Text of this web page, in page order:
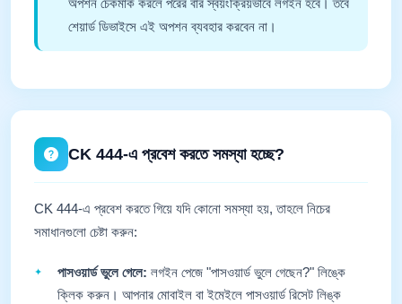
অপশন চেকমার্ক করলে পরের বার স্বয়ংক্রিয়ভাবে লগইন হবে। তবে
শেয়ার্ড ডিভাইসে এই অপশন ব্যবহার করবেন না।
CK 444-এ প্রবেশ করতে সমস্যা হচ্ছে?
CK 444-এ প্রবেশ করতে গিয়ে যদি কোনো সমস্যা হয়, তাহলে নিচের
সমাধানগুলো চেষ্টা করুন:
পাসওয়ার্ড ভুলে গেলে: লগইন পেজে "পাসওয়ার্ড ভুলে গেছেন?" লিঙ্কে
ক্লিক করুন। আপনার মোবাইল বা ইমেইলে পাসওয়ার্ড রিসেট লিঙ্ক